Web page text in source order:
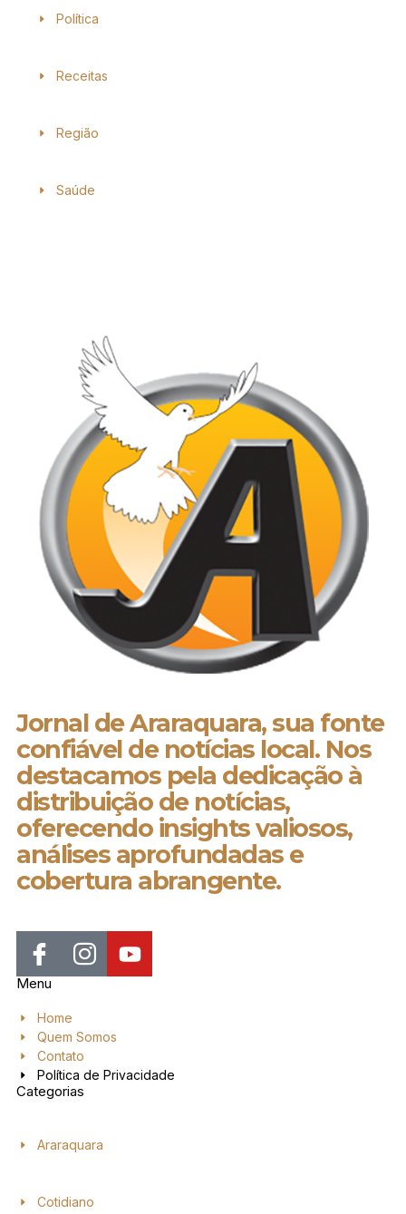
Política
Receitas
Região
Saúde
Jornal de Araraquara, sua fonte
confiável de notícias local. Nos
destacamos pela dedicação à
distribuição de notícias,
oferecendo insights valiosos,
análises aprofundadas e
cobertura abrangente.
Menu
Home
Quem Somos
Contato
Política de Privacidade
Categorias
Araraquara
Cotidiano